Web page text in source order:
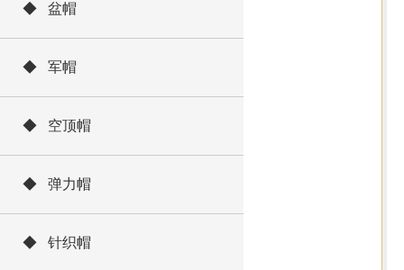
◆ 盆帽
◆ 军帽
◆ 空顶帽
◆ 弹力帽
◆ 针织帽